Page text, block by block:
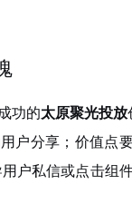
功的太原聚光投放
户分享；价值点
户私信或点击